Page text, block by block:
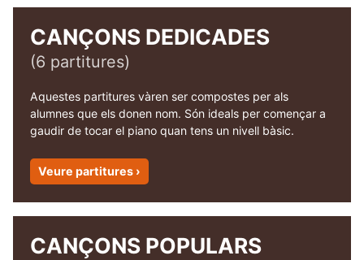
CANÇONS DEDICADES
(6 partitures)
Aquestes partitures vàren ser compostes per als
alumnes que els donen nom. Són ideals per començar a
gaudir de tocar el piano quan tens un nivell bàsic.
Veure partitures ›
CANÇONS POPULARS